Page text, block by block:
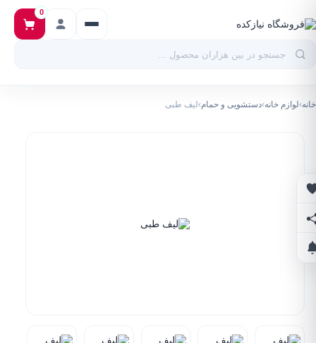
0
خانه›لوازم خانه›دستشویی و حمام›لیف طبی
علاقه‌مندی‌ها
اشتراک‌گذاری
اطلاع از تخفیف